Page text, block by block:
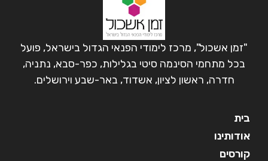
"זמן אשכול", מרכז לימודי הפנאי הגדול בישראל, פועל
בכל מתחמי הסינמה סיטי בגלילות, כפר-סבא, נתניה,
חדרה, ראשון לציון, אשדוד, באר-שבע וירושלים.
בית
אודותינו
קורסים